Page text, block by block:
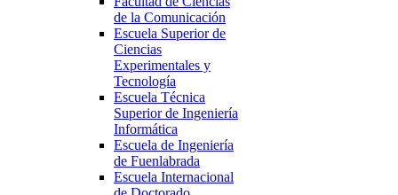
de la Comunicación
Escuela Superior de
Ciencias
Experimentales y
Tecnología
Escuela Técnica
Superior de Ingeniería
Informática
Escuela de Ingeniería
de Fuenlabrada
Escuela Internacional